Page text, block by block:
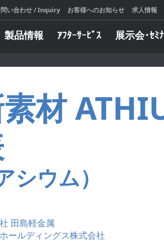
い合わせ / Inquiry お客様へのお知らせ 求人情報
Makino Online
をご利用いただけます。
LEARN MORE
製品情報
テ
エンジニアリングサービス
ｱﾌﾀｰｻｰﾋﾞｽ
アフターサービス
が発生した際は、迅速に
対応いたします。
LEARN MORE
展示会･ｾﾐﾅ
ガジンのご登録
マキノは、使う人、売る
人、造る人、みんなが信
方において、『クオリテ
ィ・ファースト』を追求
材
シウム）
田島軽金属
ールディングス株式会社